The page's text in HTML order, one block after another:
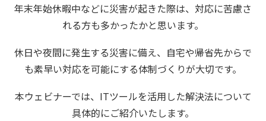
年末年始休暇中などに災害が起きた際は、対応に苦慮さ
れる方も多かったかと思います。
休日や夜間に発生する災害に備え、自宅や帰省先からで
も素早い対応を可能にする体制づくりが大切です。
本ウェビナーでは、ITツールを活用した解決法について
具体的にご紹介いたします。